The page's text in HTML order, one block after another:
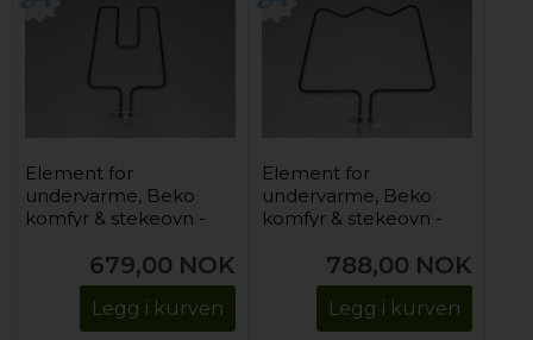
Element for
undervarme, Beko
komfyr & stekeovn -
679,00 NOK
Legg i kurven
Element for
undervarme, Beko
komfyr & stekeovn -
788,00 NOK
Legg i kurven